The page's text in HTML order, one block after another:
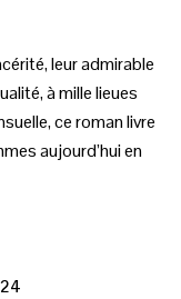
leur admirable
à mille lieues
ce roman livre
aujourd’hui en